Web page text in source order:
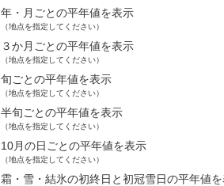
年・月ごとの平年値を表示
（地点を指定してください）
３か月ごとの平年値を表示
（地点を指定してください）
旬ごとの平年値を表示
（地点を指定してください）
半旬ごとの平年値を表示
（地点を指定してください）
10月の日ごとの平年値を表示
（地点を指定してください）
霜・雪・結氷の初終日と初冠雪日の平年値